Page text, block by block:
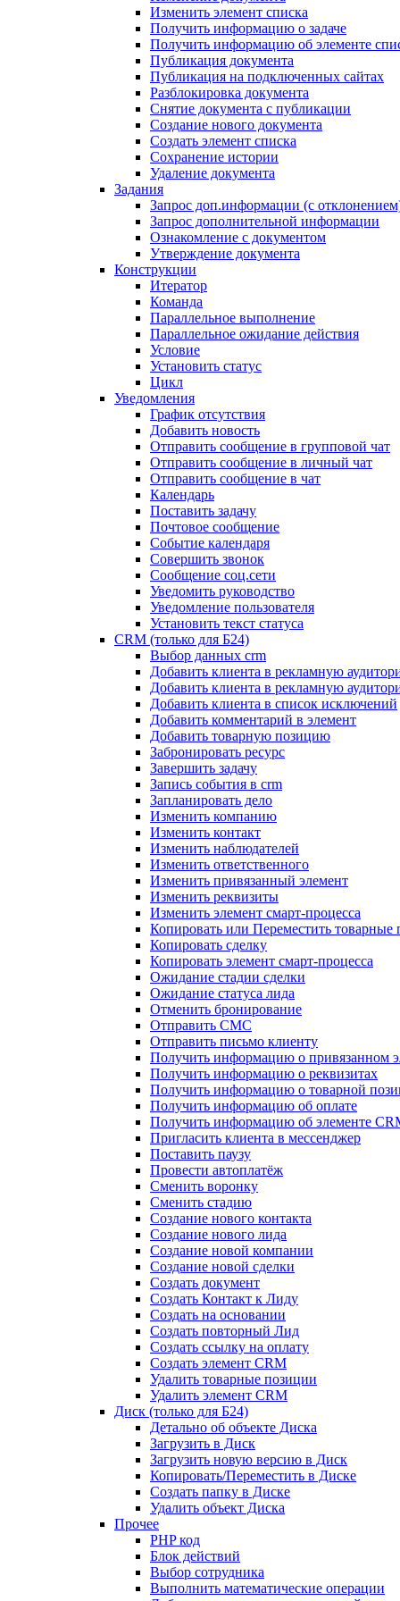
Изменить элемент списка
Получить информацию о задаче
Получить информацию об элементе
Публикация документа
Публикация на подключенных сайтах
Разблокировка документа
Снятие документа с публикации
Создание нового документа
Создать элемент списка
Сохранение истории
Удаление документа
Задания
Запрос доп.информации (с
Запрос дополнительной информации
Ознакомление с документом
Утверждение документа
Конструкции
Итератор
Команда
Параллельное выполнение
Параллельное ожидание действия
Условие
Установить статус
Цикл
Уведомления
График отсутствия
Добавить новость
Отправить сообщение в групповой чат
Отправить сообщение в личный чат
Отправить сообщение в чат
Календарь
Поставить задачу
Почтовое сообщение
Событие календаря
Совершить звонок
Сообщение соц.сети
Уведомить руководство
Уведомление пользователя
Установить текст статуса
CRM (только для Б24)
Выбор данных crm
Добавить клиента в рекламную
Добавить клиента в рекламную
Добавить клиента в список исключений
Добавить комментарий в элемент
Добавить товарную позицию
Забронировать ресурс
Завершить задачу
Запись события в crm
Запланировать дело
Изменить компанию
Изменить контакт
Изменить наблюдателей
Изменить ответственного
Изменить привязанный элемент
Изменить реквизиты
Изменить элемент смарт-процесса
Копировать или Переместить товарные
Копировать сделку
Копировать элемент смарт-процесса
Ожидание стадии сделки
Ожидание статуса лида
Отменить бронирование
Отправить СМС
Отправить письмо клиенту
Получить информацию о привязанном
Получить информацию о реквизитах
Получить информацию о товарной
Получить информацию об оплате
Получить информацию об элементе
Пригласить клиента в мессенджер
Поставить паузу
Провести автоплатёж
Сменить воронку
Сменить стадию
Создание нового контакта
Создание нового лида
Создание новой компании
Создание новой сделки
Создать документ
Создать Контакт к Лиду
Создать на основании
Создать повторный Лид
Создать ссылку на оплату
Создать элемент CRM
Удалить товарные позиции
Удалить элемент CRM
Диск (только для Б24)
Детально об объекте Диска
Загрузить в Диск
Загрузить новую версию в Диск
Копировать/Переместить в Диске
Создать папку в Диске
Удалить объект Диска
Прочее
PHP код
Блок действий
Выбор сотрудника
Выполнить математические операции